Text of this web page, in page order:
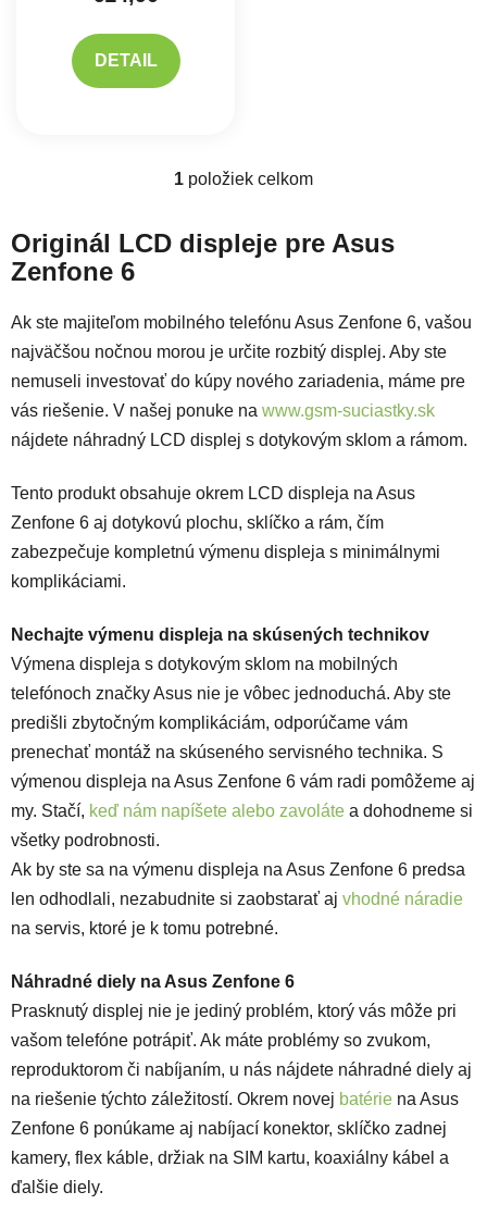
DETAIL
Ovládacie prvky výpisu
1 položiek celkom
Originál LCD displeje pre Asus
Zenfone 6
Ak ste majiteľom mobilného telefónu Asus Zenfone 6, vašou
najväčšou nočnou morou je určite rozbitý displej. Aby ste
nemuseli investovať do kúpy nového zariadenia, máme pre
vás riešenie. V našej ponuke na www.gsm-suciastky.sk
nájdete náhradný LCD displej s dotykovým sklom a rámom.
Tento produkt obsahuje okrem LCD displeja na Asus
Zenfone 6 aj dotykovú plochu, sklíčko a rám, čím
zabezpečuje kompletnú výmenu displeja s minimálnymi
komplikáciami.
Nechajte výmenu displeja na skúsených technikov
Výmena displeja s dotykovým sklom na mobilných
telefónoch značky Asus nie je vôbec jednoduchá. Aby ste
predišli zbytočným komplikáciám, odporúčame vám
prenechať montáž na skúseného servisného technika. S
výmenou displeja na Asus Zenfone 6 vám radi pomôžeme aj
my. Stačí, keď nám napíšete alebo zavoláte a dohodneme si
všetky podrobnosti.
Ak by ste sa na výmenu displeja na Asus Zenfone 6 predsa
len odhodlali, nezabudnite si zaobstarať aj vhodné náradie
na servis, ktoré je k tomu potrebné.
Náhradné diely na Asus Zenfone 6
Prasknutý displej nie je jediný problém, ktorý vás môže pri
vašom telefóne potrápiť. Ak máte problémy so zvukom,
reproduktorom či nabíjaním, u nás nájdete náhradné diely aj
na riešenie týchto záležitostí. Okrem novej batérie na Asus
Zenfone 6 ponúkame aj nabíjací konektor, sklíčko zadnej
kamery, flex káble, držiak na SIM kartu, koaxiálny kábel a
ďalšie diely.